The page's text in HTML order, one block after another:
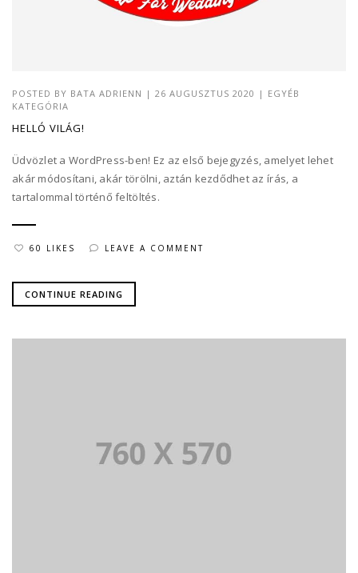
POSTED BY BATA ADRIENN | 26 AUGUSZTUS 2020 | EGYÉB
KATEGÓRIA
HELLÓ VILÁG!
Üdvözlet a WordPress-ben! Ez az első bejegyzés, amelyet lehet
akár módosítani, akár törölni, aztán kezdődhet az írás, a
tartalommal történő feltöltés.
60 LIKES LEAVE A COMMENT
CONTINUE READING